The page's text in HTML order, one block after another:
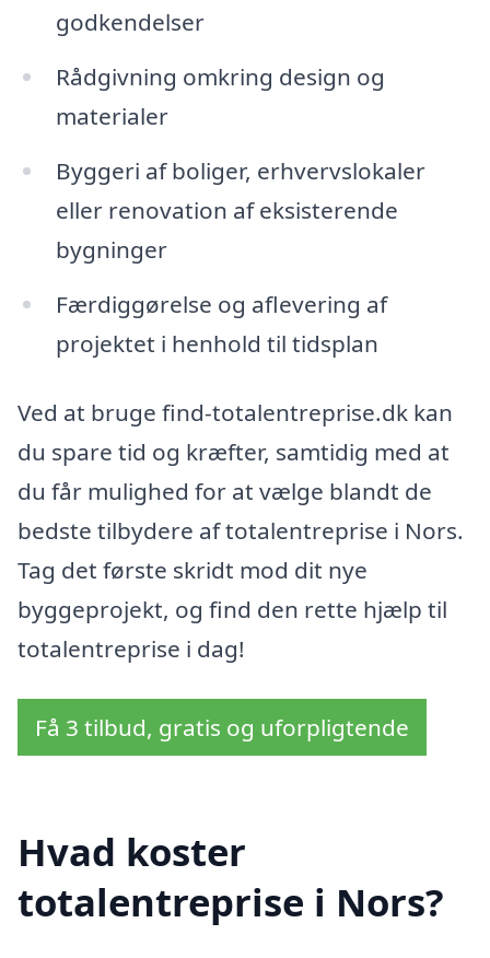
godkendelser
Rådgivning omkring design og
materialer
Byggeri af boliger, erhvervslokaler
eller renovation af eksisterende
bygninger
Færdiggørelse og aflevering af
projektet i henhold til tidsplan
Ved at bruge find-totalentreprise.dk kan
du spare tid og kræfter, samtidig med at
du får mulighed for at vælge blandt de
bedste tilbydere af totalentreprise i Nors.
Tag det første skridt mod dit nye
byggeprojekt, og find den rette hjælp til
totalentreprise i dag!
Få 3 tilbud, gratis og uforpligtende
Hvad koster
totalentreprise i Nors?